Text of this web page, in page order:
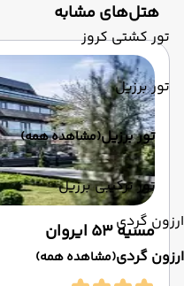
تور کشتی کروز
تور برزیل
تور برزیل(مشاهده همه)
تور ترکیبی برزیل
ارزون گردی
ارزون گردی(مشاهده همه)
‌هتل‌های مشابه
مسیه 53 ایروان